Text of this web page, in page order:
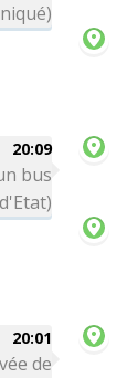
20:09
bus
20:01
de